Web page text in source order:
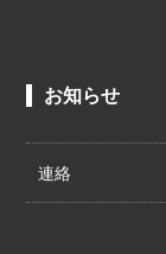
お知らせ
連絡